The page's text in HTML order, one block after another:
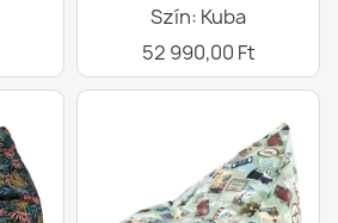
Szín: Kuba
52 990,00 Ft